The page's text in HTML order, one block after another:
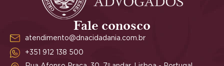
Fale conosco
atendimento@dnacidadania.com.br
+351 912 138 500